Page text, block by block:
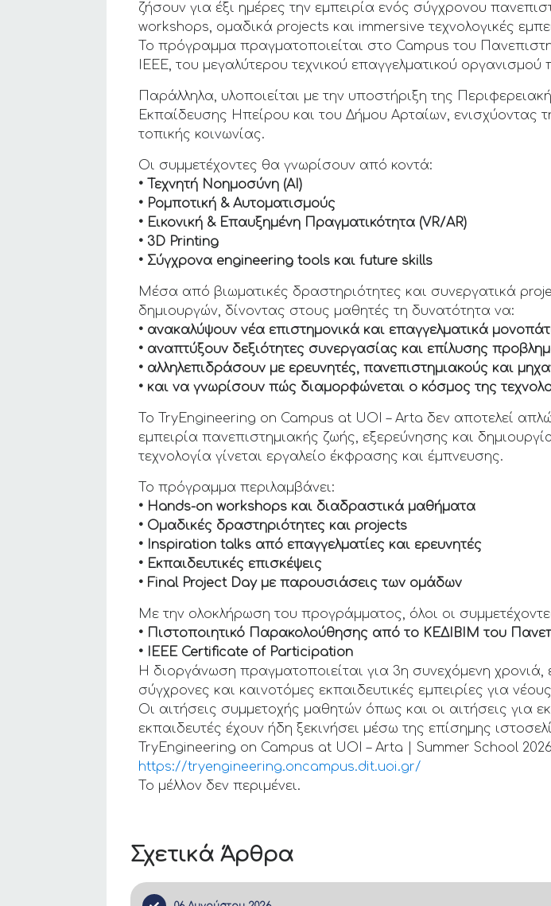
Σχετικά Άρθρα
ζήσουν για έξι ημέρες την εμπειρία ενός σύγχρονου
workshops, ομαδικά projects και immersive τεχνολογικές
Το πρόγραμμα πραγματοποιείται στο Campus του
IEEE, του μεγαλύτερου τεχνικού επαγγελματικού οργανισμού
Παράλληλα, υλοποιείται με την υποστήριξη της
Εκπαίδευσης Ηπείρου και του Δήμου Αρταίων, ενισχύοντας
τοπικής κοινωνίας.
Οι συμμετέχοντες θα γνωρίσουν από κοντά:
• Τεχνητή Νοημοσύνη (AI)
• Ρομποτική & Αυτοματισμούς
• Εικονική & Επαυξημένη Πραγματικότητα (VR/AR)
• 3D Printing
• Σύγχρονα engineering tools και future skills
Μέσα από βιωματικές δραστηριότητες και συνεργατικά
δημιουργών, δίνοντας στους μαθητές τη δυνατότητα να:
• ανακαλύψουν νέα επιστημονικά και επαγγελματικά
• αναπτύξουν δεξιότητες συνεργασίας και επίλυσης
• αλληλεπιδράσουν με ερευνητές, πανεπιστημιακούς και
• και να γνωρίσουν πώς διαμορφώνεται ο κόσμος της
Το TryEngineering on Campus at UOI – Arta δεν αποτελεί
εμπειρία πανεπιστημιακής ζωής, εξερεύνησης και
τεχνολογία γίνεται εργαλείο έκφρασης και έμπνευσης.
Το πρόγραμμα περιλαμβάνει:
• Hands-on workshops και διαδραστικά μαθήματα
• Ομαδικές δραστηριότητες και projects
• Inspiration talks από επαγγελματίες και ερευνητές
• Εκπαιδευτικές επισκέψεις
• Final Project Day με παρουσιάσεις των ομάδων
Με την ολοκλήρωση του προγράμματος, όλοι οι
• Πιστοποιητικό Παρακολούθησης από το ΚΕΔΙΒΙΜ του
• IEEE Certificate of Participation
Η διοργάνωση πραγματοποιείται για 3η συνεχόμενη
σύγχρονες και καινοτόμες εκπαιδευτικές εμπειρίες για
Οι αιτήσεις συμμετοχής μαθητών όπως και οι αιτήσεις για
εκπαιδευτές έχουν ήδη ξεκινήσει μέσω της επίσημης
TryEngineering on Campus at UOI – Arta | Summer School 2026
https://tryengineering.oncampus.dit.uoi.gr/
Το μέλλον δεν περιμένει.